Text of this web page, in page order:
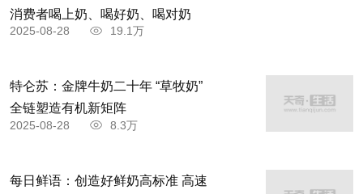
消费者喝上奶、喝好奶、喝对奶
2025-08-28 19.1万
特仑苏：金牌牛奶二十年 “草牧奶”
全链塑造有机新矩阵
2025-08-28 8.3万
每日鲜语：创造好鲜奶高标准 高速